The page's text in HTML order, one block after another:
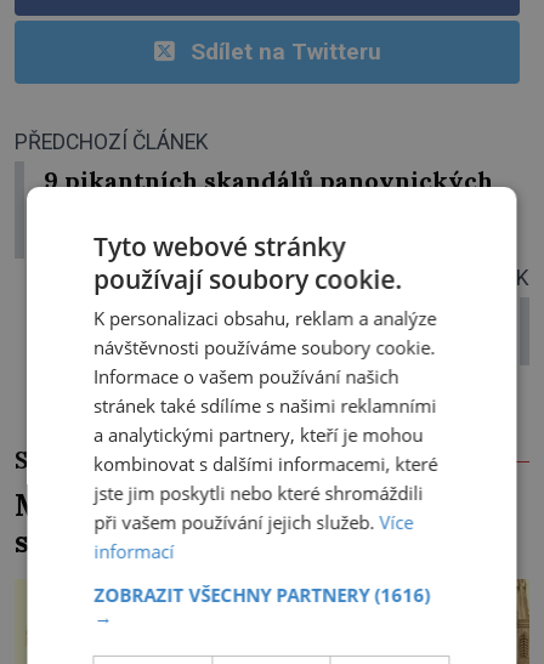
Sdílet na Twitteru
PŘEDCHOZÍ ČLÁNEK
9 pikantních skandálů panovnických
orgie za zdmi paláců
DALŠÍ ČLÁNEK
Stavěli nejstarší architekti světa na
Maltě?
SOUVISEJÍCÍ ČLÁNKY
Maxmilián II. představil Čechům
slona i lva
Tyto webové stránky
používají soubory cookie.
K personalizaci obsahu, reklam a analýze
návštěvnosti používáme soubory cookie.
Informace o vašem používání našich
stránek také sdílíme s našimi reklamními
a analytickými partnery, kteří je mohou
kombinovat s dalšími informacemi, které
jste jim poskytli nebo které shromáždili
při vašem používání jejich služeb.Více
informací
ZOBRAZIT VŠECHNY PARTNERY(1616)
→